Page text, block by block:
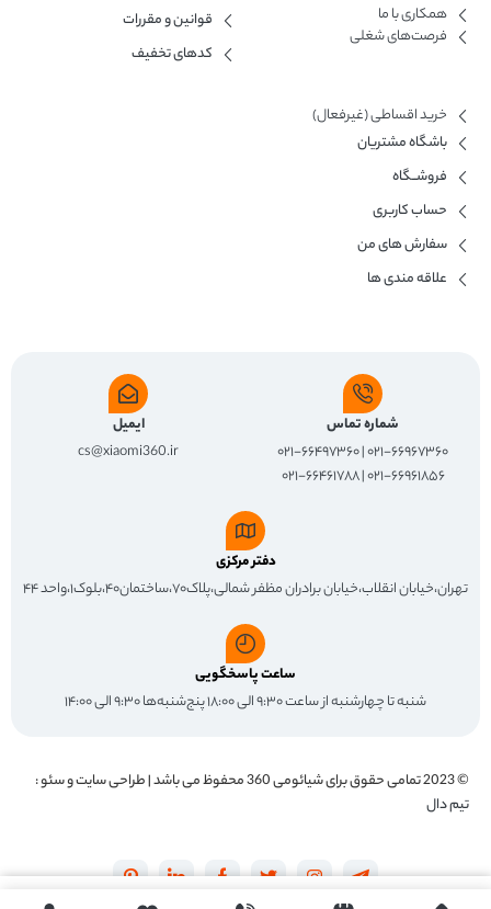
همکاری با ما​
فرصت‌های شغلی
قوانین و مقررات
کدهای تخفیف
خرید اقساطی (غیرفعال)
باشگاه مشتریان
فروشــگاه
حساب کاربری
سفارش های من
علاقه مندی ها
شماره تماس
۰۲۱-۶۶۹۶۷۳۶۰ | ۰۲۱-۶۶۴۹۷۳۶۰
۰۲۱-۶۶۹۶۱۸۵۶ | ۰۲۱-۶۶۴۶۱۷۸۸
ایمیل
cs@xiaomi360.ir
دفتر مرکزی
تهران،خیابان انقلاب،خیابان برادران مظفر شمالی،پلاک۷۰،ساختمان۴۰،بلوک۱،واحد ۴۴
ساعت پاسخگویی
شنبه تا چهارشنبه از ساعت ۹:۳۰ الی ۱۸:۰۰ پنج‌شنبه‌ها ۹:۳۰ الی ۱۴:۰۰
© 2023 تمامی حقوق برای شیائومی 360
محفوظ می باشد | طراحی سایت و سئو :
تیم دال